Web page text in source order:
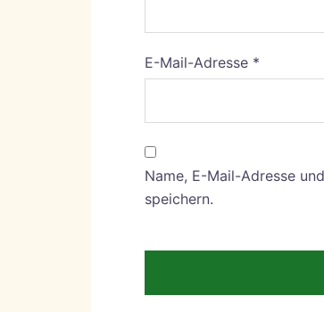
E-Mail-Adresse *
Name, E-Mail-Adresse
speichern.